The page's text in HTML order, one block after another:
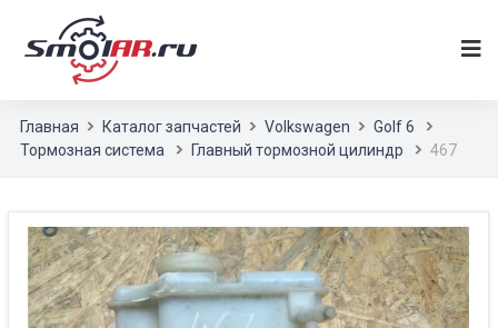
Главная Каталог запчастей Volkswagen
Golf 6
Тормозная система
Главный тормозной цилиндр 467